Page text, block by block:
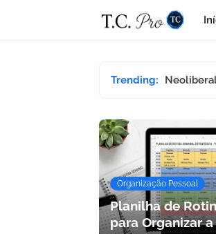
Trending:
Organização Pessoal
Planilha de
para Organizar